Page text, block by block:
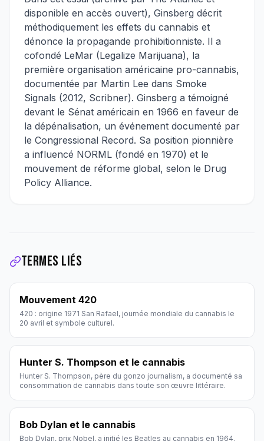
disponible en accès ouvert), Ginsberg décrit
méthodiquement les effets du cannabis et
dénonce la propagande prohibitionniste. Il a
cofondé LeMar (Legalize Marijuana), la
première organisation américaine pro-cannabis,
documentée par Martin Lee dans Smoke
Signals (2012, Scribner). Ginsberg a témoigné
devant le Sénat américain en 1966 en faveur de
la dépénalisation, un événement documenté par
le Congressional Record. Sa position pionnière
a influencé NORML (fondé en 1970) et le
mouvement de réforme global, selon le Drug
Policy Alliance.
Termes liés
Mouvement 420
420 : origine 1971 San Rafael, journée mondiale du cannabis le
20 avril et symbole culturel.
Hunter S. Thompson et le cannabis
Hunter S. Thompson, père du gonzo journalism, a documenté sa
consommation de cannabis dans toute son œuvre littéraire.
Bob Dylan et le cannabis
Bob Dylan, prix Nobel, a initié les Beatles au cannabis en 1964.